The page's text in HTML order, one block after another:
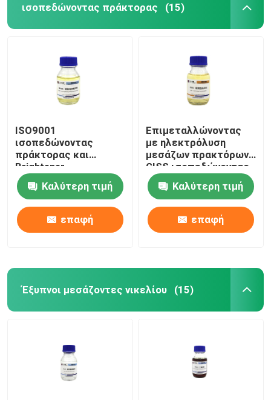
ισοπεδώνοντας πράκτορας (15)
ISO9001
ισοπεδώνοντας
πράκτορας και
Brightener
διαδικασίας MUSS
επένδυσης νικελίου
έγκρισης
Καλύτερη τιμή
επαφή
Επιμεταλλώνοντας
με ηλεκτρόλυση
μεσάζων πρακτόρων
GISS ισοπεδώνοντας
για το όξινο κίτρινο
υγρό χαλκού
Καλύτερη τιμή
επαφή
Έξυπνοι μεσάζοντες νικελίου (15)